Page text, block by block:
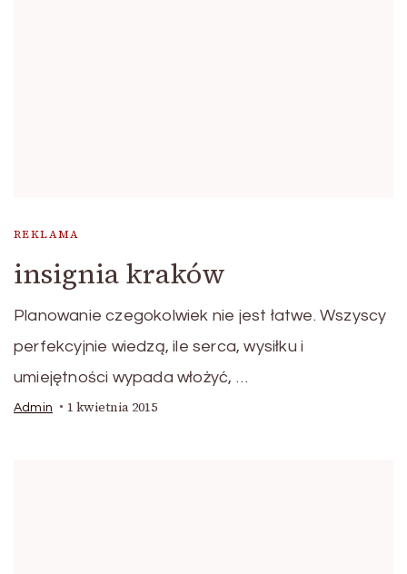
REKLAMA
insignia kraków
Planowanie czegokolwiek nie jest łatwe. Wszyscy
perfekcyjnie wiedzą, ile serca, wysiłku i
umiejętności wypada włożyć, …
Admin 1 kwietnia 2015